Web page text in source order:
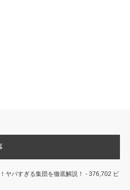
ヤバすぎる集団を徹底解説！ - 376,702 ビ